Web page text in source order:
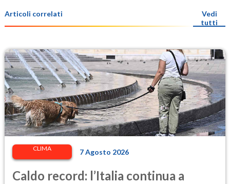
Articoli correlati
Vedi
tutti
CLIMA 7 Agosto 2026
Caldo record: l’Italia continua a